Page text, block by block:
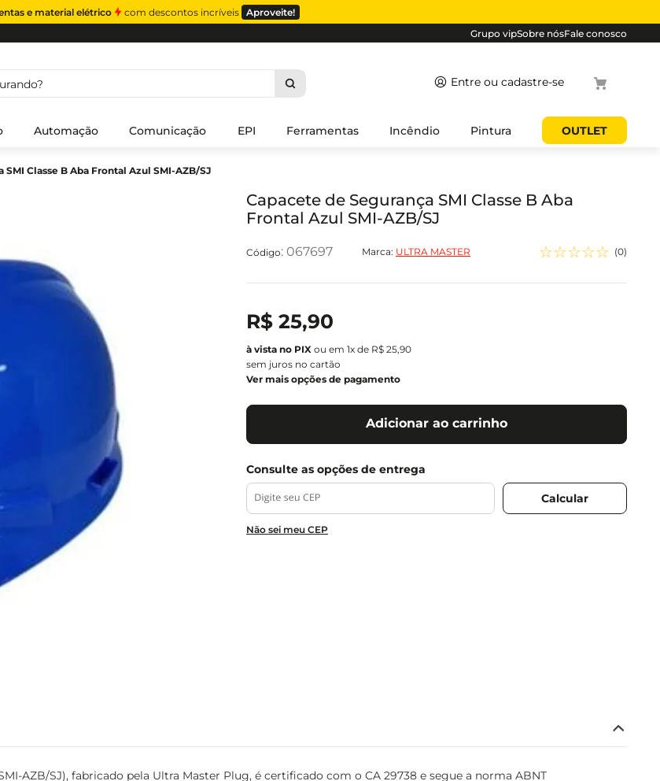
e material elétrico com descontos incríveis Aproveite!
Grupo vipSobre nósFale conosco
Automação Comunicação EPI Ferramentas Incêndio Pintura OUTLET
SMI Classe B Aba Frontal Azul SMI-AZB/SJ
Capacete de Segurança SMI Classe B Aba
Frontal Azul SMI-AZB/SJ
: 067697 Marca: ULTRA MASTER ☆☆☆☆☆ (0)
R$ 25,90
ou em 1x de R$ 25,90
sem juros no cartão
Ver mais opções de pagamento
Adicionar ao carrinho
Não sei meu CEP
AZB/SJ), fabricado pela Ultra Master Plug, é certificado com o CA 29738 e segue a norma ABNT
2º luminaria
3º
tomada
4º